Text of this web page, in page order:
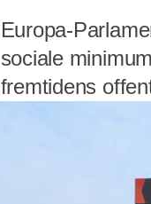
Europa-
sociale
fremtidens